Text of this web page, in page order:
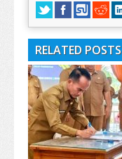
RELATED POSTS